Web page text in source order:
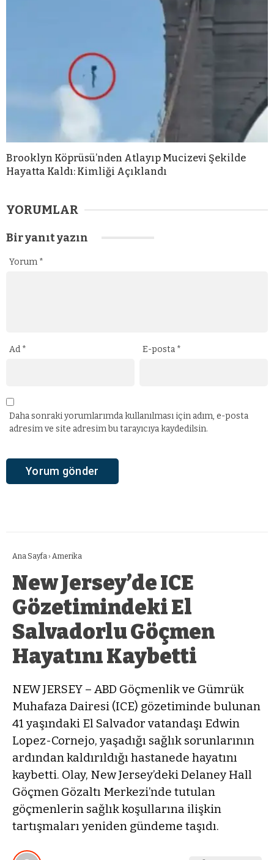
Brooklyn Köprüsü’nden Atlayıp Mucizevi Şekilde
Hayatta Kaldı: Kimliği Açıklandı
YORUMLAR
Bir yanıt yazın
Yorum *
Ad * E-posta *
Daha sonraki yorumlarımda kullanılması için adım, e-posta
adresim ve site adresim bu tarayıcıya kaydedilsin.
Ana Sayfa › Amerika
New Jersey’de ICE
Gözetimindeki El
Salvadorlu Göçmen
Hayatını Kaybetti
NEW JERSEY – ABD Göçmenlik ve Gümrük
Muhafaza Dairesi (ICE) gözetiminde bulunan
41 yaşındaki El Salvador vatandaşı Edwin
Lopez-Cornejo, yaşadığı sağlık sorunlarının
ardından kaldırıldığı hastanede hayatını
kaybetti. Olay, New Jersey’deki Delaney Hall
Göçmen Gözaltı Merkezi’nde tutulan
göçmenlerin sağlık koşullarına ilişkin
tartışmaları yeniden gündeme taşıdı.